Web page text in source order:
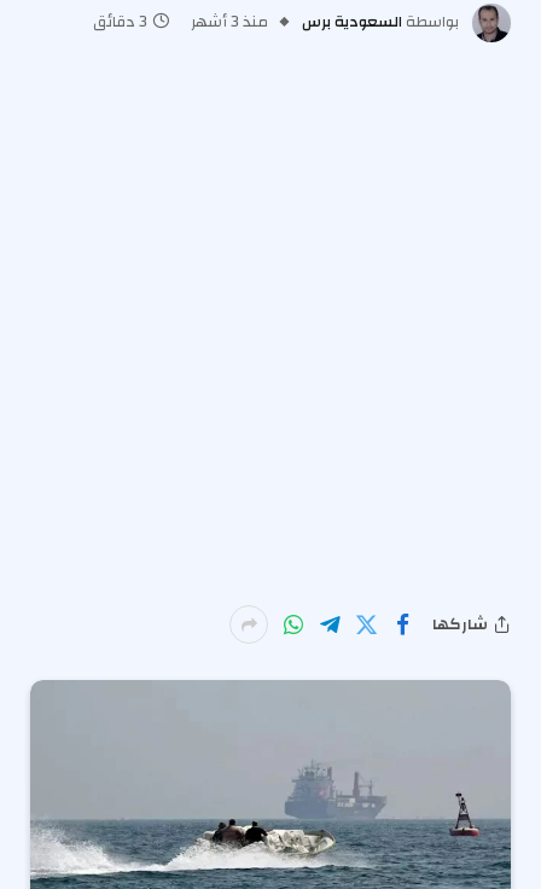
بواسطة السعودية برس منذ 3 أشهر 3 دقائق
شاركها